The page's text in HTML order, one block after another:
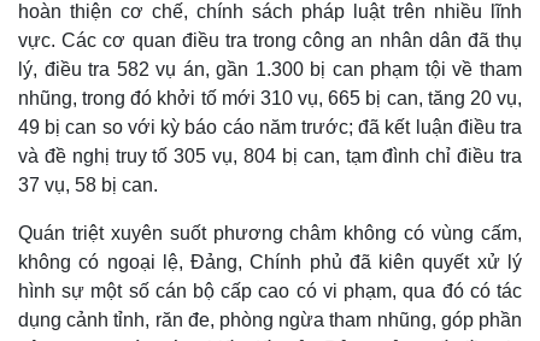
Quan sát
Cuộc sống đó đây
Hồ sơ
Multimedia
Video
Ảnh
E-Magazine
Infographic
hoàn thiện cơ chế, chính sách pháp luật trên nhiều lĩnh
vực. Các cơ quan điều tra trong công an nhân dân đã thụ
lý, điều tra 582 vụ án, gần 1.300 bị can phạm tội về tham
nhũng, trong đó khởi tố mới 310 vụ, 665 bị can, tăng 20 vụ,
49 bị can so với kỳ báo cáo năm trước; đã kết luận điều tra
và đề nghị truy tố 305 vụ, 804 bị can, tạm đình chỉ điều tra
37 vụ, 58 bị can.
Quán triệt xuyên suốt phương châm không có vùng cấm,
không có ngoại lệ, Đảng, Chính phủ đã kiên quyết xử lý
hình sự một số cán bộ cấp cao có vi phạm, qua đó có tác
dụng cảnh tỉnh, răn đe, phòng ngừa tham nhũng, góp phần